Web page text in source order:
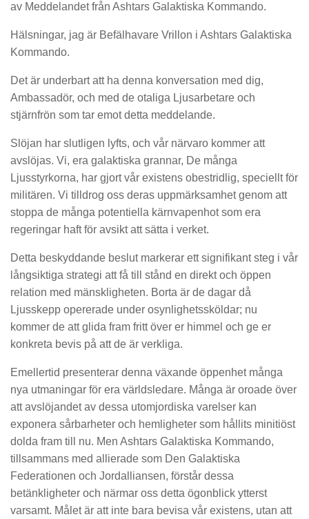
av Meddelandet från Ashtars Galaktiska Kommando.
Hälsningar, jag är Befälhavare Vrillon i Ashtars Galaktiska
Kommando.
Det är underbart att ha denna konversation med dig,
Ambassadör, och med de otaliga Ljusarbetare och
stjärnfrön som tar emot detta meddelande.
Slöjan har slutligen lyfts, och vår närvaro kommer att
avslöjas. Vi, era galaktiska grannar, De många
Ljusstyrkorna, har gjort vår existens obestridlig, speciellt för
militären. Vi tilldrog oss deras uppmärksamhet genom att
stoppa de många potentiella kärnvapenhot som era
regeringar haft för avsikt att sätta i verket.
Detta beskyddande beslut markerar ett signifikant steg i vår
långsiktiga strategi att få till stånd en direkt och öppen
relation med mänskligheten. Borta är de dagar då
Ljusskepp opererade under osynlighetssköldar; nu
kommer de att glida fram fritt över er himmel och ge er
konkreta bevis på att de är verkliga.
Emellertid presenterar denna växande öppenhet många
nya utmaningar för era världsledare. Många är oroade över
att avslöjandet av dessa utomjordiska varelser kan
exponera sårbarheter och hemligheter som hållits minitiöst
dolda fram till nu. Men Ashtars Galaktiska Kommando,
tillsammans med allierade som Den Galaktiska
Federationen och Jordalliansen, förstår dessa
betänkligheter och närmar oss detta ögonblick ytterst
varsamt. Målet är att inte bara bevisa vår existens, utan att